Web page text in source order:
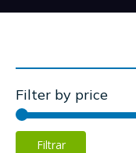
Filter by price
Filtrar